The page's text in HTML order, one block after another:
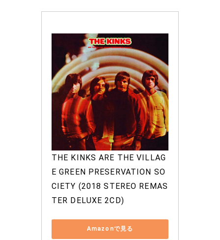
THE KINKS ARE THE VILLAG
E GREEN PRESERVATION SO
CIETY (2018 STEREO REMAS
TER DELUXE 2CD)
Amazonで見る